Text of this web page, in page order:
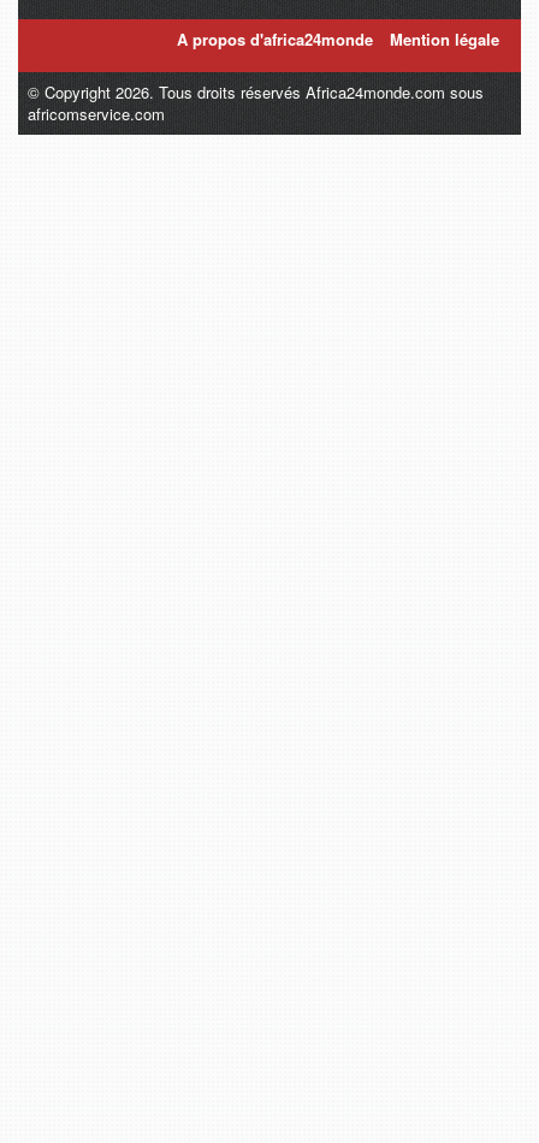
A propos d'africa24monde Mention légale
© Copyright 2026. Tous droits réservés Africa24monde.com sous
africomservice.com